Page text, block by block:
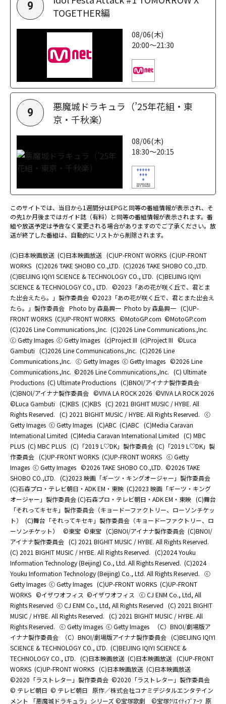
9
TOGETHER編
08/06(木)
20:00～21:30
9
悪魔城ドラキュラ（’25年花組・東
京・千秋楽）
08/06(木)
18:30～20:15
このサイトでは、当日から1週間分はEPGと同等の番組情報が表示され、そ
の先1か月後まではガイド誌（有料）と同等の番組情報が表示されます。番
組や放送予定は予告なく変更される場合がありますのでご了承ください。放
送が終了した番組は、自動的にリストから削除されます。
(C)日本映画放送 (C)日本映画放送 (C)UP-FRONT WORKS (C)UP-FRONT
WORKS (C)2026 TAKE SHOBO CO.,LTD. (C)2026 TAKE SHOBO CO.,LTD.
(C)BEIJING IQIYI SCIENCE & TECHNOLOGY CO., LTD. (C)BEIJING IQIYI
SCIENCE & TECHNOLOGY CO., LTD. ©2023「あの花が咲く丘で、君とま
た出会えたら。」製作委員会 ©2023「あの花が咲く丘で、君とまた出会え
たら。」製作委員会 Photo by 森島興一 Photo by 森島興一 (C)UP-
FRONT WORKS (C)UP-FRONT WORKS ©MotoGP.com ©MotoGP.com
(C)2026 Line Communications.,Inc. (C)2026 Line Communications.,Inc.
ⓒ Getty Images ⓒ Getty Images (c)Project III (c)Project III ©Luca
Gambuti (C)2026 Line Communications.,Inc. (C)2026 Line
Communications.,Inc. ⓒ Getty Images ⓒ Getty Images ©2026 Line
Communications.,Inc. ©2026 Line Communications.,Inc. (C) Ultimate
Productions (C) Ultimate Productions (C)BNOI/アイナナ製作委員会
(C)BNOI/アイナナ製作委員会 ©️VIVA LA ROCK 2026 ©️VIVA LA ROCK 2026
©Luca Gambuti (C)KBS (C)KBS (C) 2021 BIGHIT MUSIC / HYBE. All
Rights Reserved. (C) 2021 BIGHIT MUSIC / HYBE. All Rights Reserved. ⓒ
Getty Images ⓒ Getty Images (C)ABC (C)ABC (C)Media Caravan
International Limited (C)Media Caravan International Limited (C) MBC
PLUS (C) MBC PLUS (C)「2019 L♡DK」製作委員会 (C)「2019 L♡DK」製
作委員会 (C)UP-FRONT WORKS (C)UP-FRONT WORKS ⓒ Getty
Images ⓒ Getty Images ©2026 TAKE SHOBO CO.,LTD. ©2026 TAKE
SHOBO CO.,LTD. (C)2023 映画「ギーツ・キングオージャー」製作委員会
(C)石森プロ・テレビ朝日・ADK EM・東映 (C)2023 映画「ギーツ・キング
オージャー」製作委員会 (C)石森プロ・テレビ朝日・ADK EM・東映 (C)舞台
「それってキセキ」製作委員会（キョードーファクトリー、ローソンチケッ
ト）
(C)舞台「それってキセキ」製作委員会（キョードーファクトリー、ロ
ーソンチケット）
©東宝 ©東宝 (C)BNOI/アイナナ製作委員会 (C)BNOI/
アイナナ製作委員会 (C) 2021 BIGHIT MUSIC / HYBE. All Rights Reserved.
(C) 2021 BIGHIT MUSIC / HYBE. All Rights Reserved. (C)2024 Youku
Information Technology (Beijing) Co., Ltd. All Rights Reserved. (C)2024
Youku Information Technology (Beijing) Co., Ltd. All Rights Reserved. ⓒ
Getty Images ⓒ Getty Images (C)UP-FRONT WORKS (C)UP-FRONT
WORKS ©イザワオフィス ©イザワオフィス
ⓒ CJ ENM Co., Ltd, All
Rights Reserved ⓒ CJ ENM Co., Ltd, All Rights Reserved (C) 2021 BIGHIT
MUSIC / HYBE. All Rights Reserved. (C) 2021 BIGHIT MUSIC / HYBE. All
Rights Reserved. ⓒ Getty Images ⓒ Getty Images
（C）BNOI/劇場版ア
イナナ製作委員会
（C）BNOI/劇場版アイナナ製作委員会 (C)BEIJING IQIYI
SCIENCE & TECHNOLOGY CO., LTD. (C)BEIJING IQIYI SCIENCE &
TECHNOLOGY CO., LTD. (C)日本映画放送 (C)日本映画放送 (C)UP-FRONT
WORKS (C)UP-FRONT WORKS (C)日本映画放送 (C)日本映画放送
©2020「ラストレター」製作委員会 ©2020「ラストレター」製作委員会
© テレビ朝日 © テレビ朝日
原作／株式会社コナミデジタルエンタテイン
メント 「悪魔城ドラキュラ」シリーズ ©宝塚歌劇 ©宝塚ｸﾘｴｲﾃｨﾌﾞｱｰﾂ 原